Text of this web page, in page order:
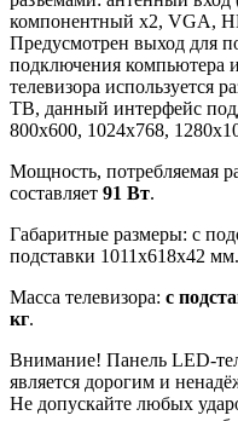
компонентный x2, VGA,
Предусмотрен выход для
подключения компьютера
телевизора используется
ТВ, данный интерфейс
800x600, 1024x768,
Мощность, потребляемая
составляет 91 Вт.
Габаритные размеры: с
подставки 1011x618x42 мм.
Масса телевизора: с
кг.
Внимание! Панель LED-
является дорогим и
Не допускайте любых